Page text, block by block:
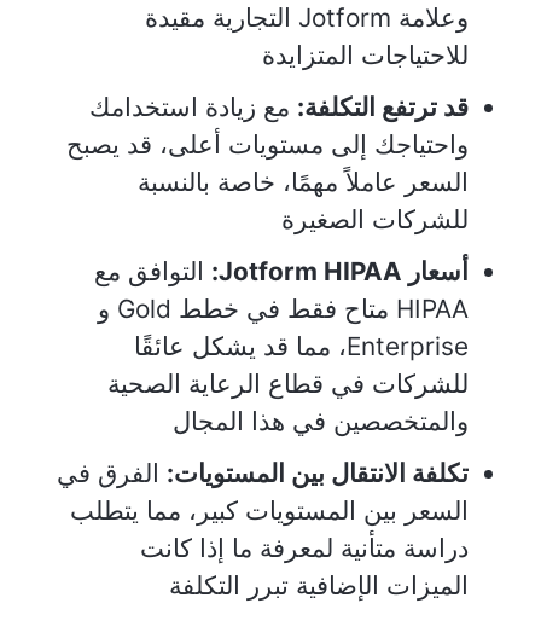
وعلامة Jotform التجارية مقيدة
للاحتياجات المتزايدة
قد ترتفع التكلفة: مع زيادة استخدامك
واحتياجك إلى مستويات أعلى، قد يصبح
السعر عاملاً مهمًا، خاصة بالنسبة
للشركات الصغيرة
أسعار Jotform HIPAA:
التوافق مع
HIPAA متاح فقط في خطط Gold و
Enterprise، مما قد يشكل عائقًا
للشركات في قطاع الرعاية الصحية
والمتخصصين في هذا المجال
تكلفة الانتقال بين المستويات: الفرق في
السعر بين المستويات كبير، مما يتطلب
دراسة متأنية لمعرفة ما إذا كانت
الميزات الإضافية تبرر التكلفة